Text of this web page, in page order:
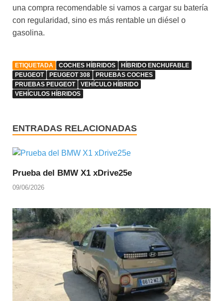
una compra recomendable si vamos a cargar su batería
con regularidad, sino es más rentable un diésel o
gasolina.
ETIQUETADA COCHES HÍBRIDOS
HÍBRIDO ENCHUFABLE
PEUGEOT
PEUGEOT 308
PRUEBAS COCHES
PRUEBAS PEUGEOT
VEHÍCULO HÍBRIDO
VEHÍCULOS HÍBRIDOS
ENTRADAS RELACIONADAS
Prueba del BMW X1 xDrive25e
09/06/2026